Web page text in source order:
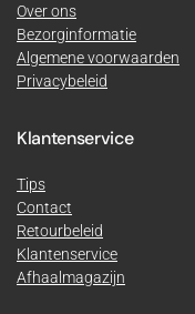
Over ons
Bezorginformatie
Algemene voorwaarden
Privacybeleid
Klantenservice
Tips
Contact
Retourbeleid
Klantenservice
Afhaalmagazijn